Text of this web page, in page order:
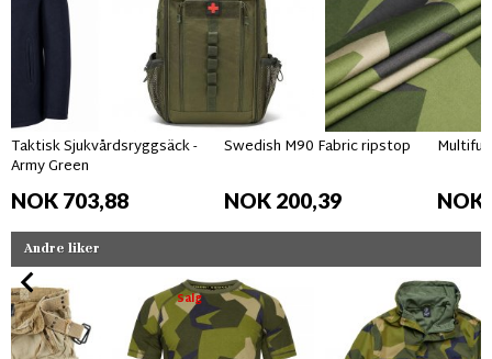
Taktisk Sjukvårdsryggsäck -
Army Green
NOK 703,88
Swedish M90 Fabric ripstop
NOK 200,39 NOK
Andre liker
Salg